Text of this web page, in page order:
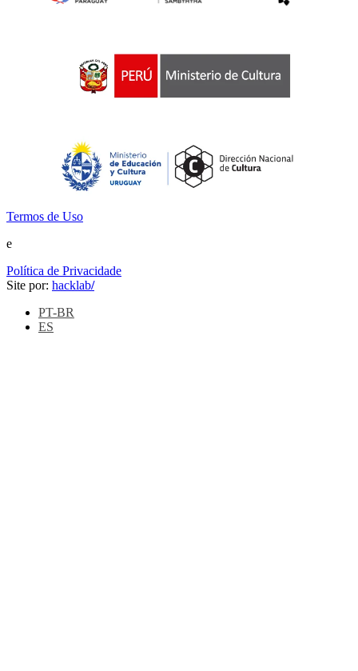
Termos de Uso
e
Política de Privacidade
Site por: hacklab/
PT-BR
ES